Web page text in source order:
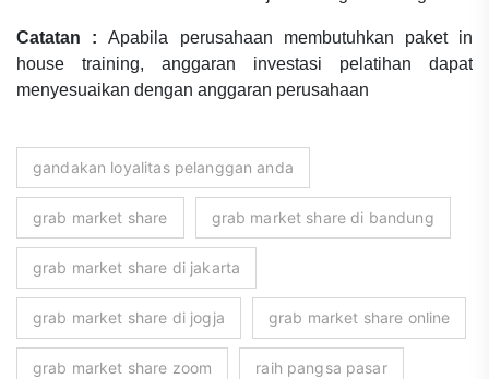
Catatan : Apabila perusahaan membutuhkan paket in
house training, anggaran investasi pelatihan dapat
menyesuaikan dengan anggaran perusahaan
gandakan loyalitas pelanggan anda
grab market share grab market share di bandung
grab market share di jakarta
grab market share di jogja grab market share online
grab market share zoom raih pangsa pasar